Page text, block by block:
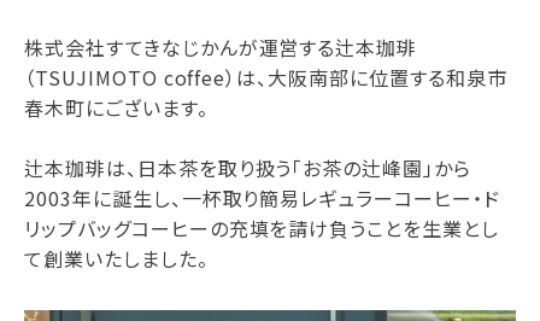
株式会社すてきなじかんが運営する辻本珈琲
（TSUJIMOTO coffee）は、大阪南部に位置する和泉市
春木町にございます。
辻本珈琲は、日本茶を取り扱う「お茶の辻峰園」から
2003年に誕生し、一杯取り簡易レギュラーコーヒー・ド
リップバッグコーヒーの充填を請け負うことを生業とし
て創業いたしました。